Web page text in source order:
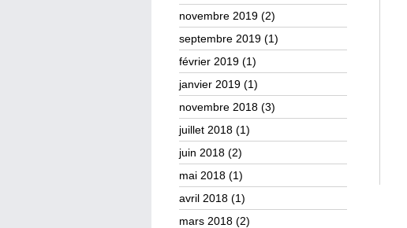
novembre 2019 (2)
septembre 2019 (1)
février 2019 (1)
janvier 2019 (1)
novembre 2018 (3)
juillet 2018 (1)
juin 2018 (2)
mai 2018 (1)
avril 2018 (1)
mars 2018 (2)